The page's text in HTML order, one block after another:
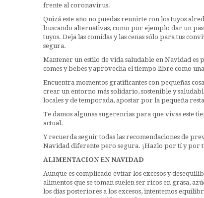
frente al coronavirus.
Quizá este año no puedas reunirte con los tuyos
buscando alternativas, como por ejemplo dar un
tuyos. Deja las comidas y las cenas sólo para tus
segura.
Mantener un estilo de vida saludable en Navidad es
comes y bebes y aprovecha el tiempo libre como
Encuentra momentos gratificantes con pequeñas
crear un entorno más solidario, sostenible y
locales y de temporada, apostar por la pequeña
Te damos algunas sugerencias para que vivas este
actual.
Y recuerda seguir todas las recomendaciones de
Navidad diferente pero segura. ¡Hazlo por tí y por
ALIMENTACION EN NAVIDAD
Aunque es complicado evitar los excesos y
alimentos que se toman suelen ser ricos en grasa,
los días posteriores a los excesos, intentemos